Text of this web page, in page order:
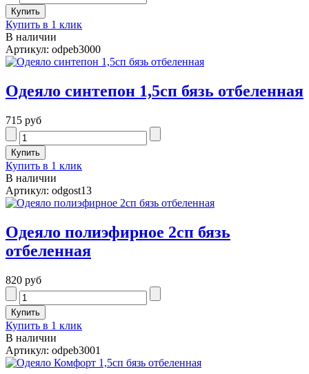
Купить в 1 клик
В наличии
Артикул: odpeb3000
Одеяло синтепон 1,5сп бязь отбеленная
715 руб
Купить в 1 клик
В наличии
Артикул: odgost13
Одеяло полиэфирное 2сп бязь
отбеленная
820 руб
Купить в 1 клик
В наличии
Артикул: odpeb3001